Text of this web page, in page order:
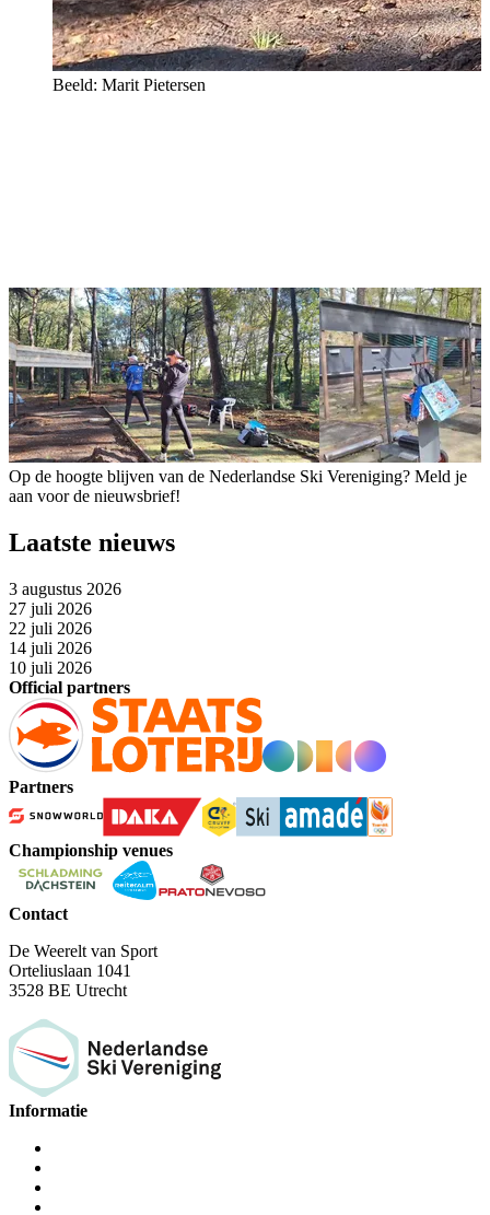
Beeld: Marit Pietersen
Op de hoogte blijven van de Nederlandse Ski Vereniging? Meld je
aan voor de nieuwsbrief!
Laatste nieuws
3 augustus 2026
27 juli 2026
22 juli 2026
14 juli 2026
10 juli 2026
Official partners
Partners
Championship venues
Contact
De Weerelt van Sport
Orteliuslaan 1041
3528 BE Utrecht
Informatie